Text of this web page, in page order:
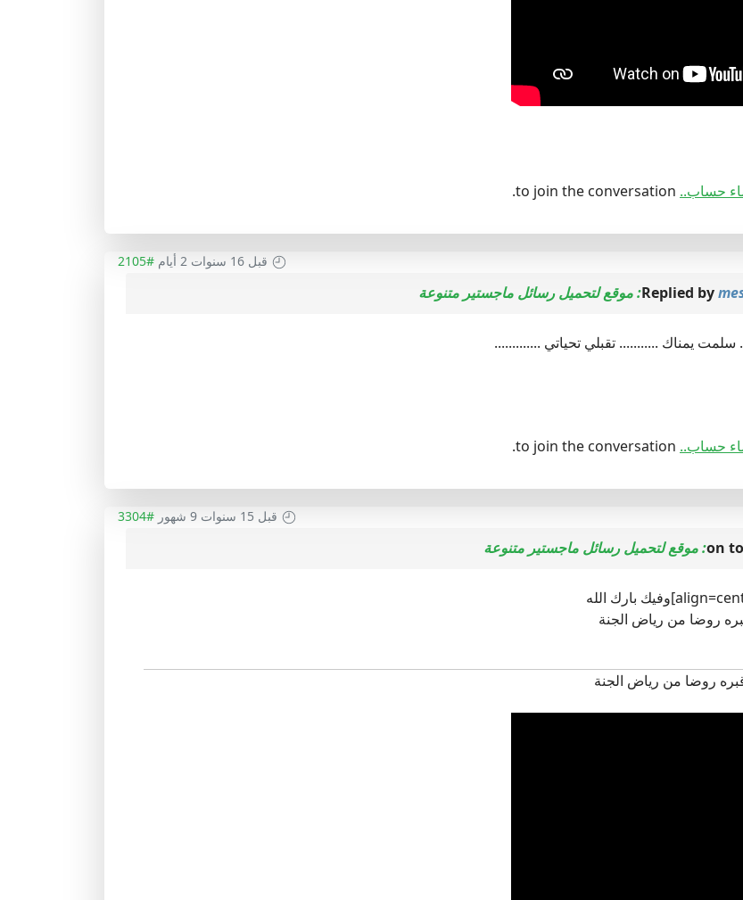
حساب..
قبل 16 سنوات 2 أيام #2105
Replied by
سلمت يمناك ........... تقبلي تحياتي .............
حساب..
قبل 15 سنوات 9 شهور #3304
روضا من رياض الجنة
روضا من رياض الجنة